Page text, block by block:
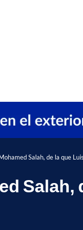
Salah, de la que